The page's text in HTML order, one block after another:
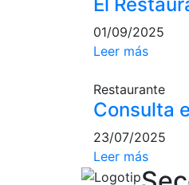
01/09/2025
Leer más
Restaurante
Consulta
23/07/2025
Leer más